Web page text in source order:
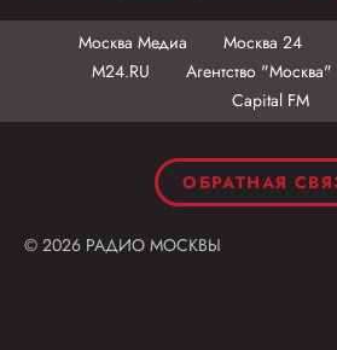
Москва Медиа Москва 24
М24.RU
Агентство "Москва"
Capital FM
© 2026 РАДИО МОСКВЫ
ОБРАТНАЯ